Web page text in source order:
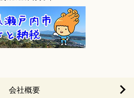
会社概要